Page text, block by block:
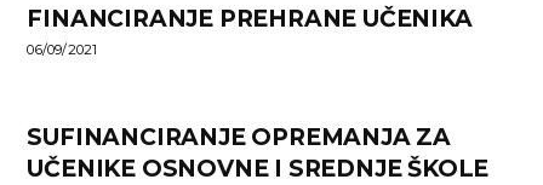
FINANCIRANJE PREHRANE UČENIKA
06/09/2021
SUFINANCIRANJE OPREMANJA ZA
UČENIKE OSNOVNE I SREDNJE ŠKOLE